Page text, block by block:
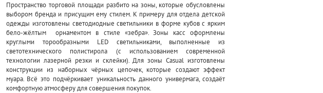
Пространство торговой площади разбито на зоны, которые обусловлены
выбором бренда и присущим ему стилем. К примеру для отдела детской
одежды изготовлены светодиодные светильники в форме кубов с ярким
бело-жёлтым орнаментом в стиле «зебра». Зоны касс оформлены
круглыми торообразными LED светильниками, выполненные из
светотехнического полистирола (с использованием современной
технологии лазерной резки и склейки). Для зоны Casual изготовлены
конструкции из наборных чёрных цепочек, которые создают эффект
муара. Всё это подчёркивает уникальность данного универмага, создаёт
комфортную атмосферу для совершения покупок.